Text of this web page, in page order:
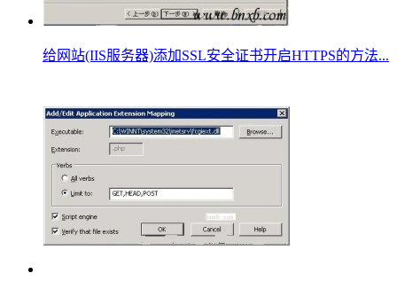
给网站(IIS服务器)添加SSL安全证书开启HTTPS的方法...